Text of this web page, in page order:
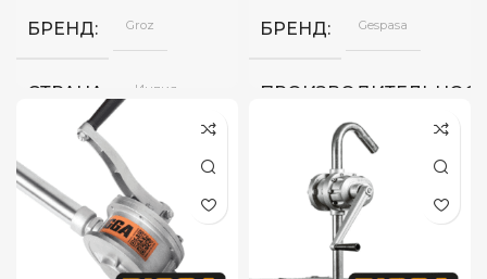
БРЕНД Groz
СТРАНА Индия
ПРОИЗВОДИТЕЛЬНОСТЬ
мин
БРЕНД Gespasa
СТРАНА Испания